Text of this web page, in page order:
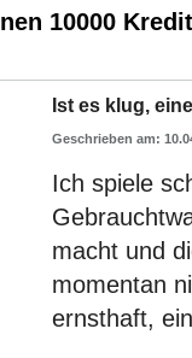
10000
Ist es klug,
Ich spiele
macht und
momentan
ernsthaft,